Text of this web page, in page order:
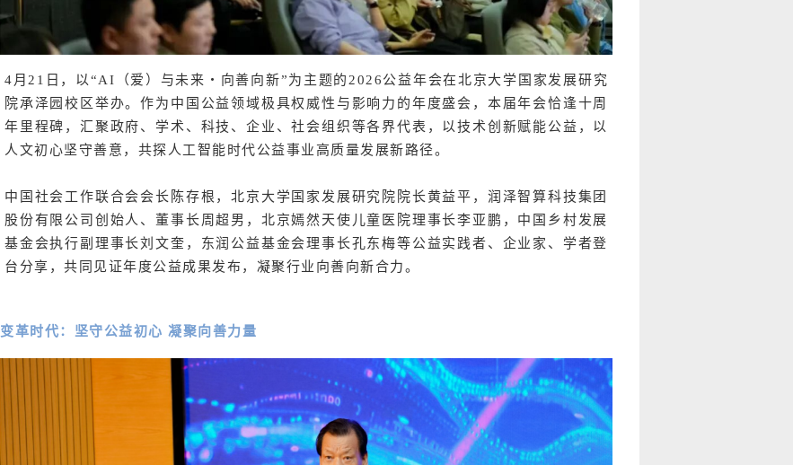
4月21日，以“AI（爱）与未来・向善向新”为主题的2026公益年会在北京大学国家发展研究
院承泽园校区举办。作为中国公益领域极具权威性与影响力的年度盛会，本届年会恰逢十周
年里程碑，汇聚政府、学术、科技、企业、社会组织等各界代表，以技术创新赋能公益，以
人文初心坚守善意，共探人工智能时代公益事业高质量发展新路径。
中国社会工作联合会会长陈存根，北京大学国家发展研究院院长黄益平，润泽智算科技集团
股份有限公司创始人、董事长周超男，北京嫣然天使儿童医院理事长李亚鹏，中国乡村发展
基金会执行副理事长刘文奎，东润公益基金会理事长孔东梅等公益实践者、企业家、学者登
台分享，共同见证年度公益成果发布，凝聚行业向善向新合力。
变革时代：坚守公益初心 凝聚向善力量